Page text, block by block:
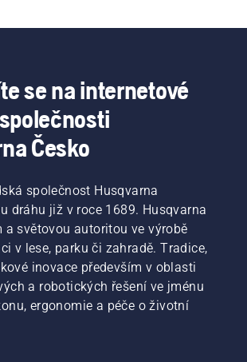
se na internetové
Česko
společnost Husqvarna
dráhu již v roce 1689. Husqvarna
a světovou autoritou ve výrobě
v lese, parku či zahradě. Tradice,
inovace především v oblasti
a robotických řešení ve jménu
ergonomie a péče o životní